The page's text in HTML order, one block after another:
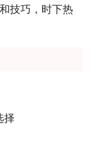
技巧，时下热
择